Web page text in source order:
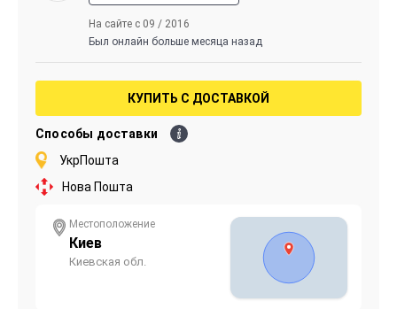
На сайте с 09 / 2016
Был онлайн больше месяца назад
КУПИТЬ С ДОСТАВКОЙ
Способы доставки
УкрПошта
Нова Пошта
Местоположение
Киев
Киевская обл.